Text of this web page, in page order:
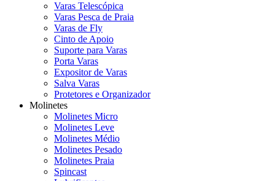
Varas Telescópica
Varas Pesca de Praia
Varas de Fly
Cinto de Apoio
Suporte para Varas
Porta Varas
Expositor de Varas
Salva Varas
Protetores e Organizador
Molinetes
Molinetes Micro
Molinetes Leve
Molinetes Médio
Molinetes Pesado
Molinetes Praia
Spincast